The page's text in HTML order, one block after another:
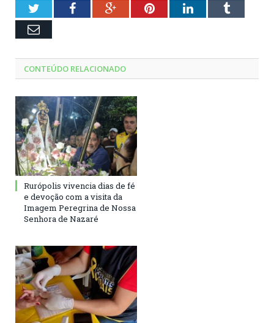
TwitterFacebookGoogle+PinterestLinkedInTumblr
Email
CONTEÚDO RELACIONADO
Rurópolis vivencia dias de fé
e devoção com a visita da
Imagem Peregrina de Nossa
Senhora de Nazaré